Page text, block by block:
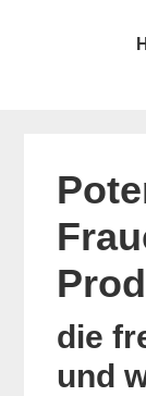
die
und